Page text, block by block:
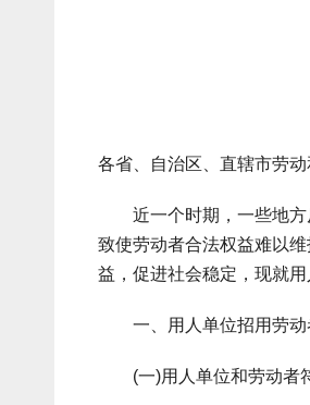
各省、自治区、直辖市劳动
近一个时期，一些地方
致使劳动者合法权益难以
益，促进社会稳定，现就
一、用人单位招用劳动
(一)用人单位和劳动者符